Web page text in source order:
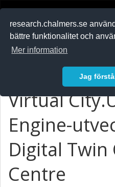
research.chalmers.se
bättre funktionalitet och
Mer information
Jag
Virtual
Engine-
Digital Twin
Centre